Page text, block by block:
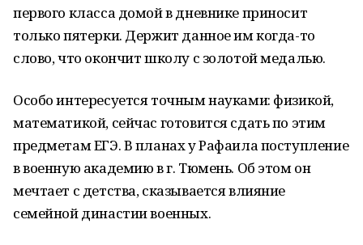
первого класса домой в дневнике приносит
только пятерки. Держит данное им когда-то
слово, что окончит школу с золотой медалью.
Особо интересуется точным науками: физикой,
математикой, сейчас готовится сдать по этим
предметам ЕГЭ. В планах у Рафаила поступление
в военную академию в г. Тюмень. Об этом он
мечтает с детства, сказывается влияние
семейной династии военных.